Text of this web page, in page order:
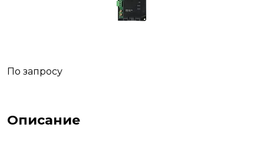
По запросу
Описание